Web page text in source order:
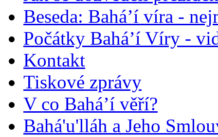
Beseda: Bahá’í víra -
Počátky Bahá’í Víry -
Kontakt
Tiskové zprávy
V co Bahá’í věří?
Bahá'u'lláh a Jeho